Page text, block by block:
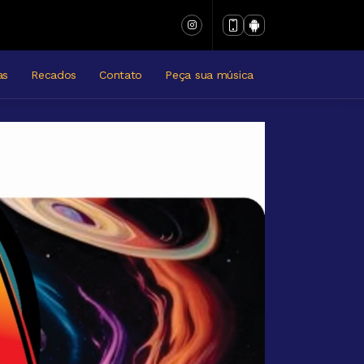
Recados Contato Peça sua música